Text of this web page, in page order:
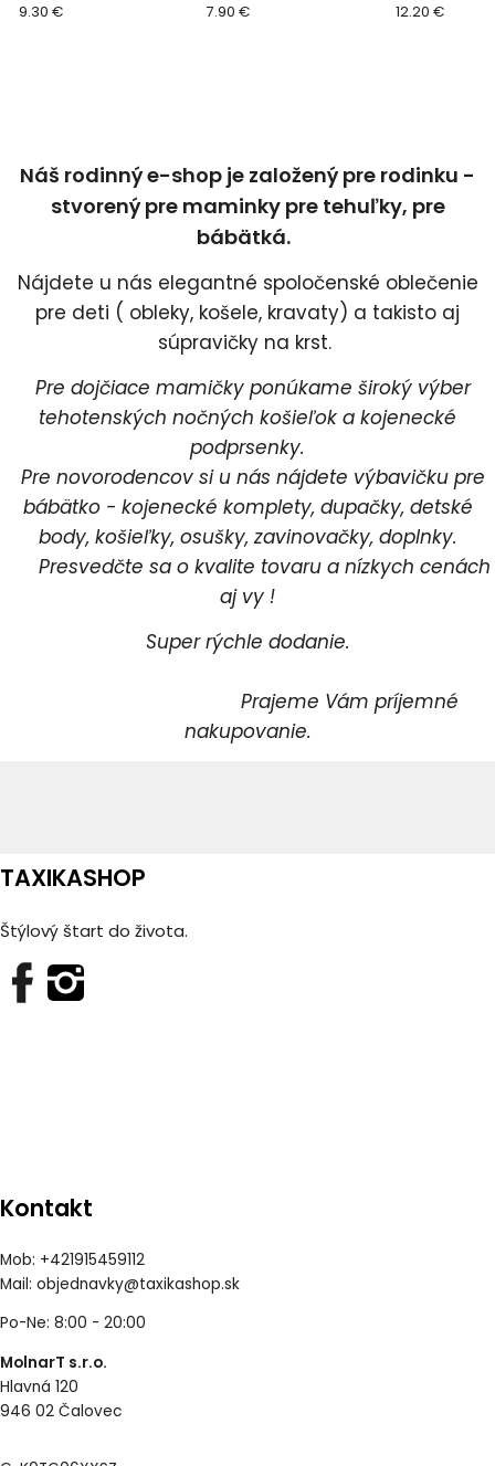
9.30 €
7.90 €
12.20 €
Náš rodinný e-shop je založený pre rodinku -
stvorený pre maminky pre tehuľky, pre
bábätká.
Nájdete u nás elegantné spoločenské oblečenie
pre deti ( obleky, košele, kravaty) a takisto aj
súpravičky na krst.
Pre dojčiace mamičky ponúkame široký výber
tehotenských nočných košieľok a kojenecké
podprsenky.
Pre novorodencov si u nás nájdete výbavičku pre
bábätko - kojenecké komplety, dupačky, detské
body, košieľky, osušky, zavinovačky, doplnky.
Presvedčte sa o kvalite tovaru a nízkych cenách
aj vy !
Super rýchle dodanie.
Prajeme Vám príjemné
nakupovanie.
TAXIKASHOP
Štýlový štart do života.
Kontakt
Mob: +421915459112
Mail: objednavky@taxikashop.sk
Po-Ne: 8:00 - 20:00
MolnarT s.r.o.
Hlavná 120
946 02 Čalovec